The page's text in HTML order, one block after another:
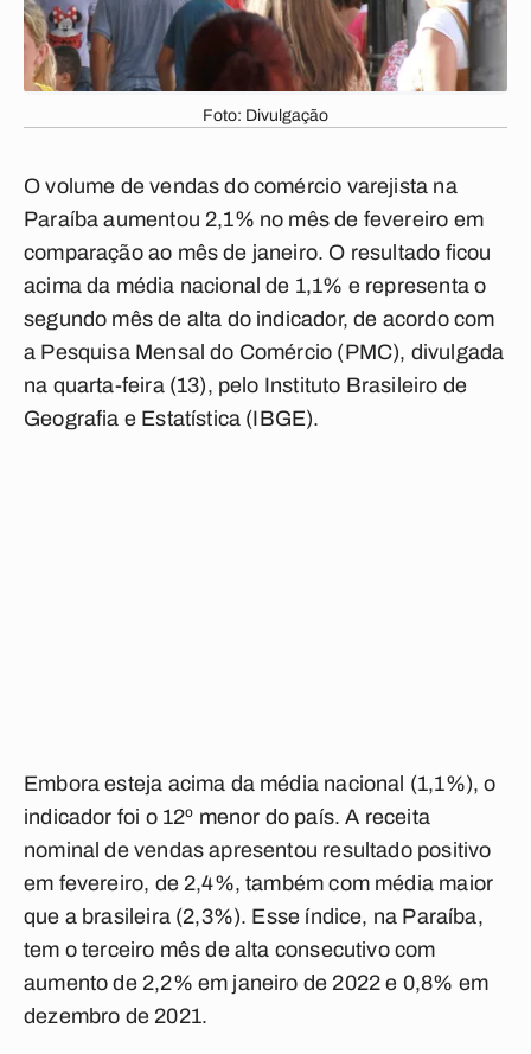
Foto: Divulgação
O volume de vendas do comércio varejista na
Paraíba aumentou 2,1% no mês de fevereiro em
comparação ao mês de janeiro. O resultado ficou
acima da média nacional de 1,1% e representa o
segundo mês de alta do indicador, de acordo com
a Pesquisa Mensal do Comércio (PMC), divulgada
na quarta-feira (13), pelo Instituto Brasileiro de
Geografia e Estatística (IBGE).
Embora esteja acima da média nacional (1,1%), o
indicador foi o 12º menor do país. A receita
nominal de vendas apresentou resultado positivo
em fevereiro, de 2,4%, também com média maior
que a brasileira (2,3%). Esse índice, na Paraíba,
tem o terceiro mês de alta consecutivo com
aumento de 2,2% em janeiro de 2022 e 0,8% em
dezembro de 2021.